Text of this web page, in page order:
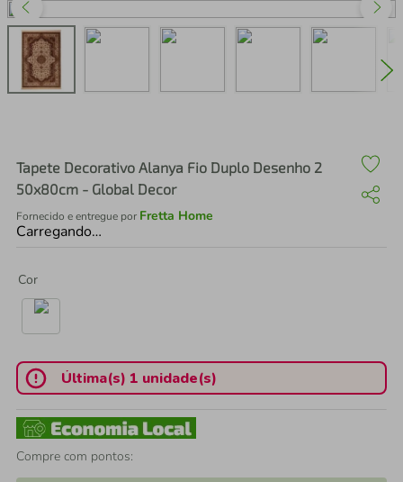
Tapete Decorativo Alanya Fio Duplo Desenho 2
50x80cm - Global Decor
Fornecido e entregue por Fretta Home
Carregando…
Cor
Última(s) 1 unidade(s)
Compre com pontos:
3º perfume
4º